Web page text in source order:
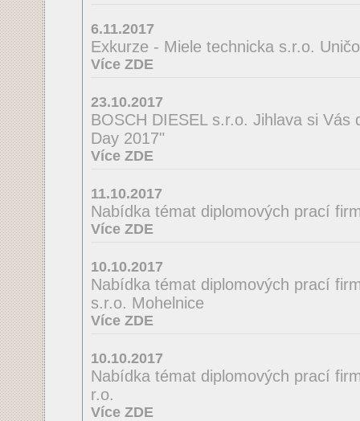
6.11.2017
Exkurze - Miele technicka s.r.o.
Více ZDE
23.10.2017
BOSCH DIESEL s.r.o. Jihlava si Vás
Day 2017"
Více ZDE
11.10.2017
Nabídka témat diplomových prací
Více ZDE
10.10.2017
Nabídka témat diplomových prací
s.r.o. Mohelnice
Více ZDE
10.10.2017
Nabídka témat diplomových prací
r.o.
Více ZDE